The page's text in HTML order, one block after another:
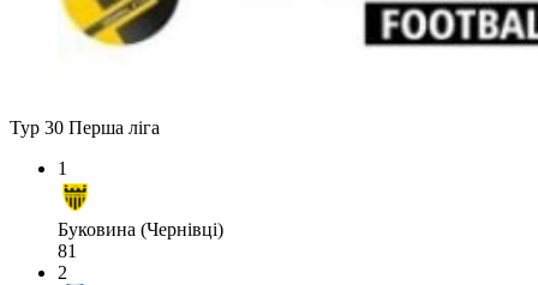
Тур 30 Перша ліга
1
Буковина (Чернівці)
81
2